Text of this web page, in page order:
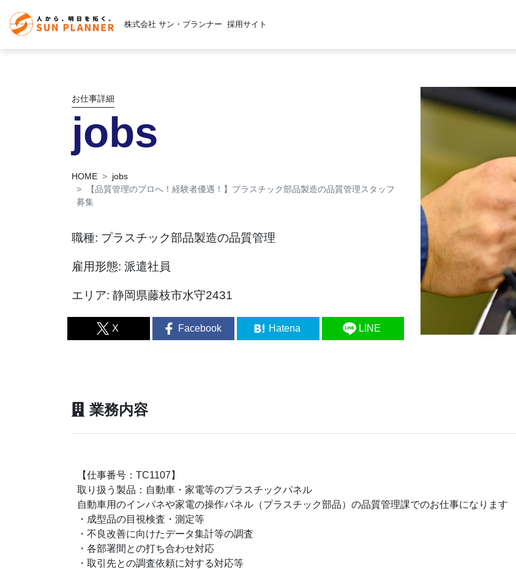
株式会社 サン・プランナー 採用サイト
お仕事詳細
jobs
HOME
jobs
【品質管理のプロへ！経験者優遇！】プラスチック部品製造の品質管理スタッフ
募集
職種: プラスチック部品製造の品質管理
雇用形態: 派遣社員
エリア: 静岡県藤枝市水守2431
X Facebook Hatena LINE
業務内容
【仕事番号：TC1107】
取り扱う製品：自動車・家電等のプラスチックパネル
自動車用のインパネや家電の操作パネル（プラスチック部品）の品質管理課でのお仕事になります
・成型品の目視検査・測定等
・不良改善に向けたデータ集計等の調査
・各部署間との打ち合わせ対応
・取引先との調査依頼に対する対応等